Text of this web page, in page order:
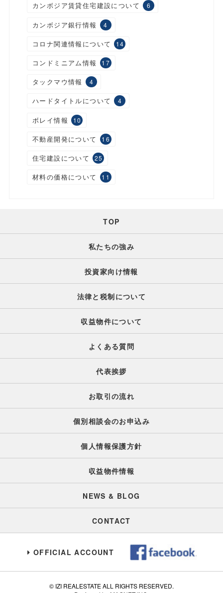
カンボジア賃貸住宅建設について 6
カンボジア銀行情報 4
コロナ関連情報について 14
コンドミニアム情報 17
タックマウ情報 4
ハードタイトルについて 4
ボレイ情報 10
不動産開発について 16
住宅建設について 25
材料の価格について 11
TOP
私たちの強み
投資家向け情報
法律と税制について
収益物件について
よくある質問
代表挨拶
お取引の流れ
個別相談会のお申込み
個人情報保護方針
収益物件情報
NEWS & BLOG
CONTACT
OFFICIAL ACCOUNT
© IZI REALESTATE ALL RIGHTS RESERVED.